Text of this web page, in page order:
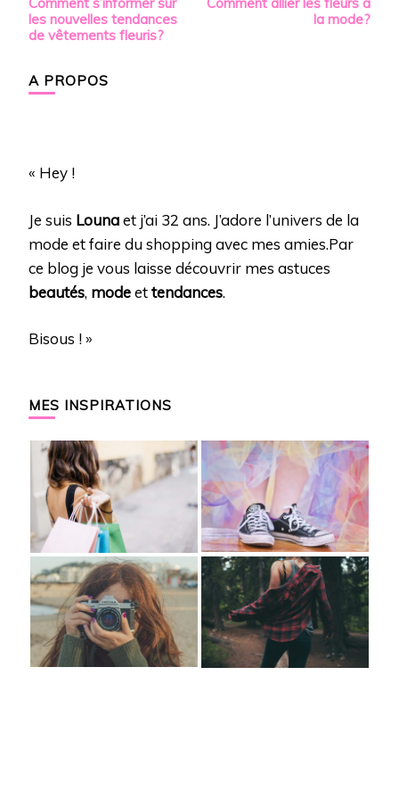
d’article
les nouvelles tendances
de vêtements fleuris?
la mode?
A PROPOS
« Hey !
Je suis Lounaet j’ai 32 ans. J’adore l’univers de la
mode et faire du shopping avec mes amies.Par
ce blog je vous laisse découvrir mes astuces
beautés, modeettendances.
Bisous ! »
MES INSPIRATIONS